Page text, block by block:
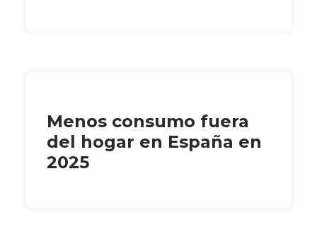
Menos consumo fuera
del hogar en España en
2025